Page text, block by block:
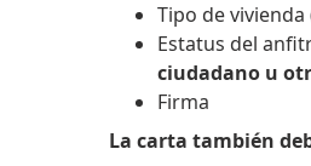
Tipo de vivienda
Estatus del
ciudadano u
Firma
La carta también